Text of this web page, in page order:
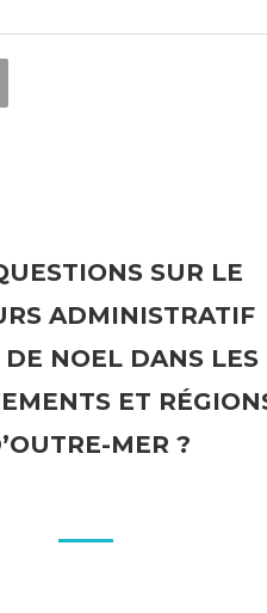
SUR LE
ADMINISTRATIF
NOEL DANS LES
ET
MER ?